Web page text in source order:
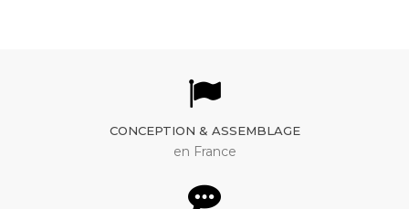
CONCEPTION & ASSEMBLAGE
en France